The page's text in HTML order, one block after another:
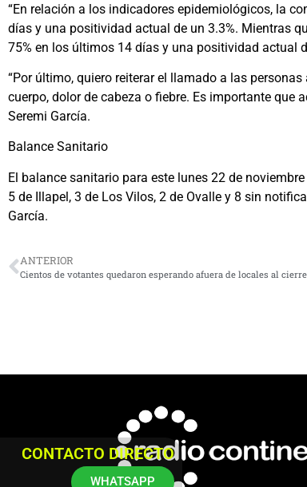
“En relación a los indicadores epidemiológicos, la
días y una positividad actual de un 3.3%. Mientras
75% en los últimos 14 días y una positividad actual
“Por último, quiero reiterar el llamado a las
cuerpo, dolor de cabeza o fiebre. Es importante
Seremi García.
Balance Sanitario
El balance sanitario para este lunes 22 de
5 de Illapel, 3 de Los Vilos, 2 de Ovalle y 8 sin
García.
ANTERIOR
Cientos de votantes quedaron esperando afuera de locales al
CONTACTO DIRECTO
WHATSAPP